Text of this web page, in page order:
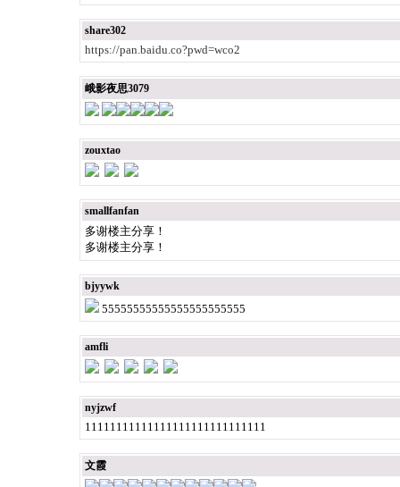
share302
https://pan.baidu.co?pwd=wco2
峨影夜思3079
zouxtao
smallfanfan
多谢楼主分享！
多谢楼主分享！
bjyywk
55555555555555555555555
amfli
nyjzwf
11111111111111111111111111111
文霞